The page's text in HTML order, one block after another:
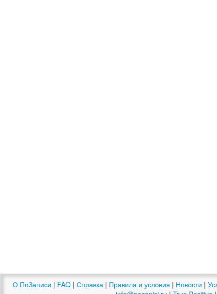
О ПоЗаписи | FAQ | Справка | Правила и условия | Новости |